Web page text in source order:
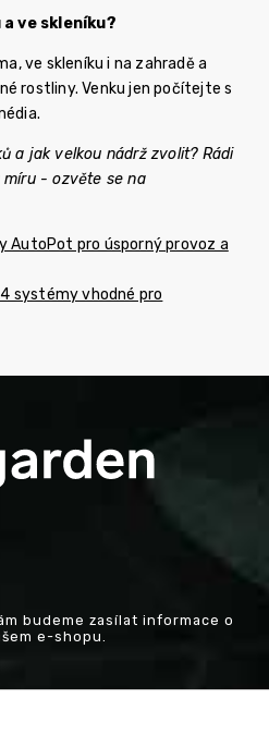
ve skleníku?
ve skleníku i na zahradě a
rostliny. Venku jen počítejte s
a jak velkou nádrž zvolit? Rádi
- ozvěte se na
AutoPot pro úsporný provoz a
systémy vhodné pro
budeme zasílat informace o
e-shopu.